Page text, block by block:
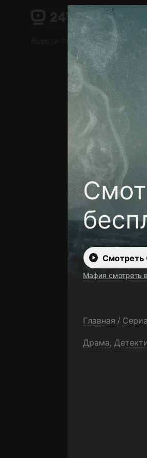
Смотреть
Мафия смотреть
Главная /
Драма,
Поддержка:support@24h.tv
О сервисе
Ввести промокод